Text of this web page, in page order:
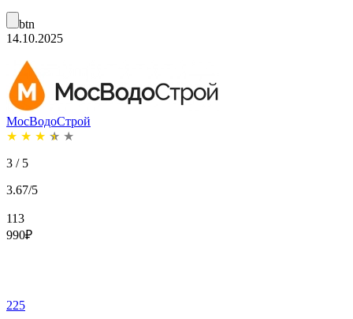
btn
14.10.2025
МосВодоСтрой
★ ★ ★ ★ ★
3 / 5
3.67/5
113
990₽
225